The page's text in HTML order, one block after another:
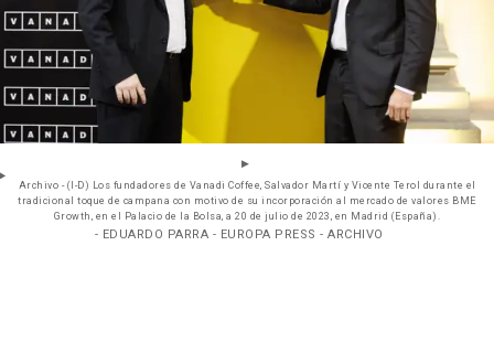
Archivo - (I-D) Los fundadores de Vanadi Coffee, Salvador Martí y Vicente Terol durante el
tradicional toque de campana con motivo de su incorporación al mercado de valores BME
Growth, en el Palacio de la Bolsa, a 20 de julio de 2023, en Madrid (España).
- EDUARDO PARRA - EUROPA PRESS - ARCHIVO